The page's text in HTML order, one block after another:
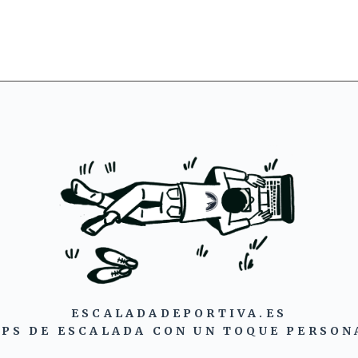
ESCALADADEPORTIVA.ES
DE ESCALADA CON UN TOQUE